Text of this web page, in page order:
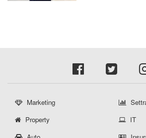
Marketing
Property
IT